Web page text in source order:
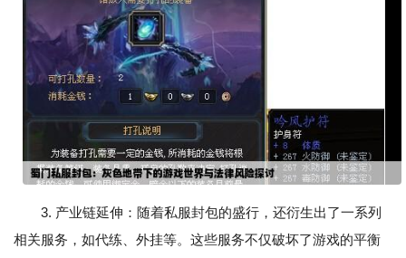
3. 产业链延伸：随着私服封包的盛行，还衍生出了一系列
相关服务，如代练、外挂等。这些服务不仅破坏了游戏的平衡